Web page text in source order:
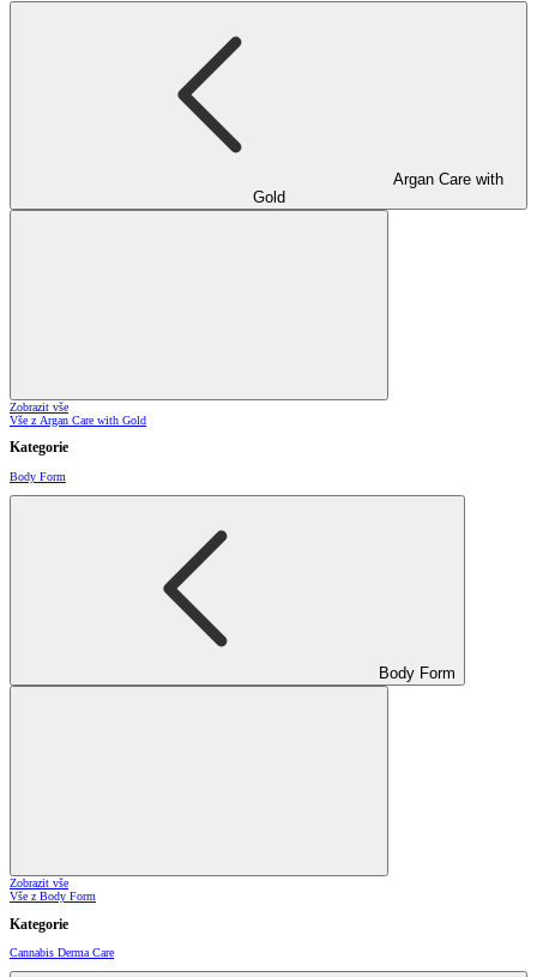
Argan Care with
Gold
Zobrazit vše
Vše z Argan Care with Gold
Kategorie
Body Form
Body Form
Zobrazit vše
Vše z Body Form
Kategorie
Cannabis Derma Care